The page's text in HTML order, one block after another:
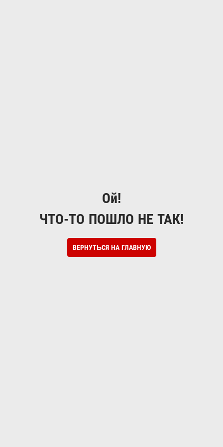
Ой!
ЧТО-ТО ПОШЛО НЕ ТАК!
ВЕРНУТЬСЯ НА ГЛАВНУЮ